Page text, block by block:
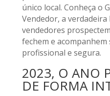
único local. Conheça o
Vendedor, a
vendedores
fechem e
profissional e segura.
2023, O ANO
DE FORMA